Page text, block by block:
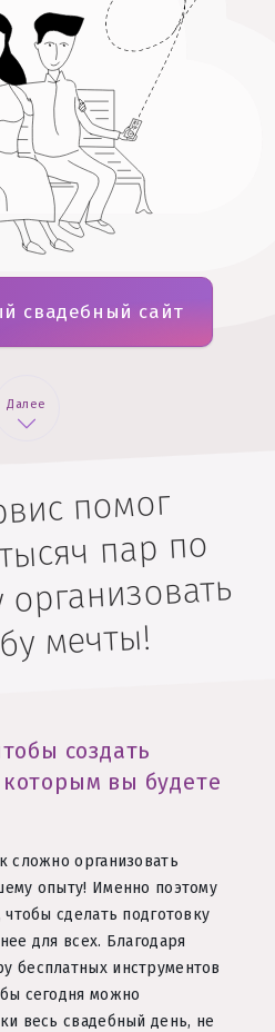
свадебный сайт
Далее
помог
пар по
мечты!
создать
вы будете
сложно организовать
опыту! Именно поэтому
сделать подготовку
для всех. Благодаря
бесплатных инструментов
сегодня можно
весь свадебный день, не